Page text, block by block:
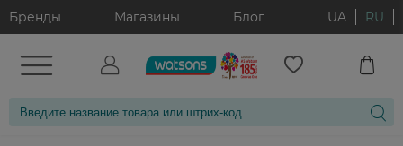
Бренды Магазины Блог UA RU